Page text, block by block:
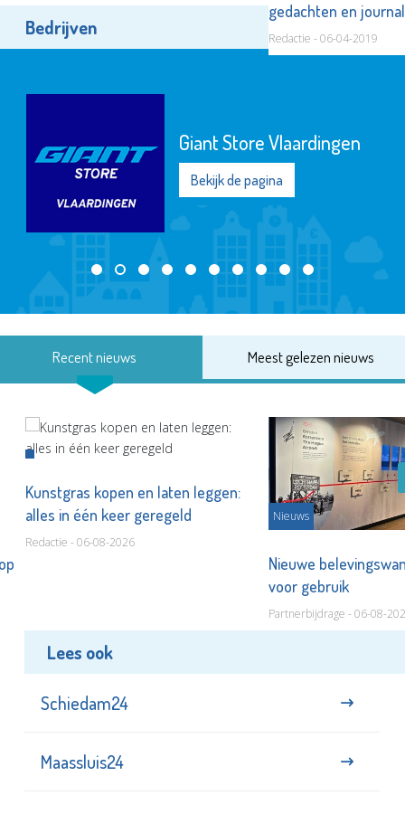
gedachten en
Redactie - 06-04-2019
Bedrijven
Giant Store Vlaardingen
Bekijk de pagina
Recent nieuws Meest gelezen nieuws
Kunstgras kopen en laten leggen:
alles in één keer geregeld
Redactie - 06-08-2026
Nieuws
Nieuwe
voor gebruik
Partnerbijdrage - 06-08-
Lees ook
Schiedam24
Maassluis24